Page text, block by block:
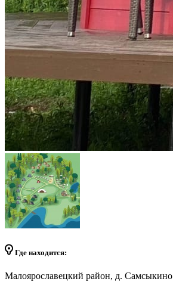
Где находится:
Малоярославецкий район, д. Самсыкино